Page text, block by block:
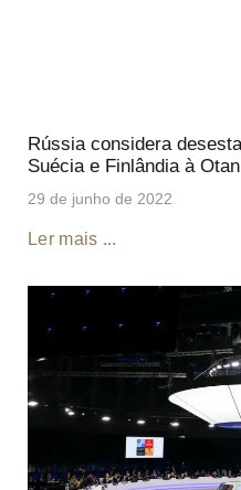
Rússia considera
Suécia e Finlândia à Otan
29 de junho de 2022
Ler mais ...